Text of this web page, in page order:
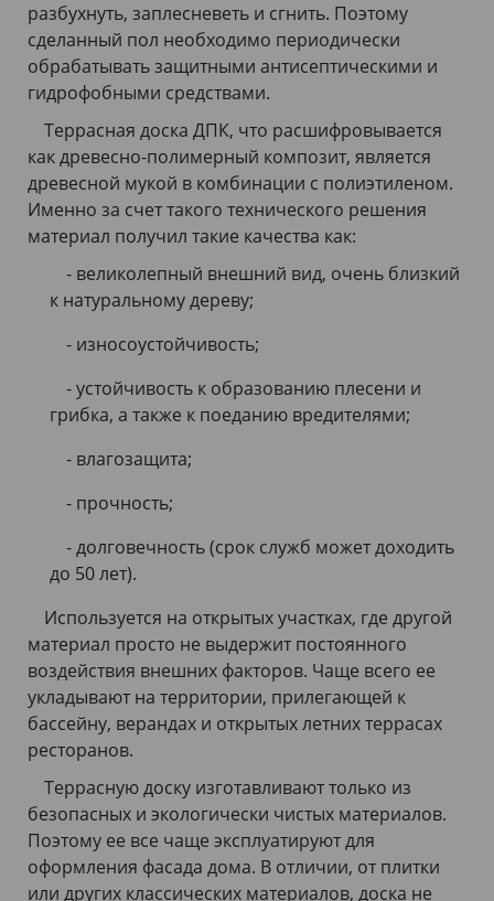
разбухнуть, заплесневеть и сгнить. Поэтому
сделанный пол необходимо периодически
обрабатывать защитными антисептическими и
гидрофобными средствами.
Террасная доска ДПК, что расшифровывается
как древесно-полимерный композит, является
древесной мукой в комбинации с полиэтиленом.
Именно за счет такого технического решения
материал получил такие качества как:
- великолепный внешний вид, очень близкий
к натуральному дереву;
- износоустойчивость;
- устойчивость к образованию плесени и
грибка, а также к поеданию вредителями;
- влагозащита;
- прочность;
- долговечность (срок служб может доходить
до 50 лет).
Используется на открытых участках, где другой
материал просто не выдержит постоянного
воздействия внешних факторов. Чаще всего ее
укладывают на территории, прилегающей к
бассейну, верандах и открытых летних террасах
ресторанов.
Террасную доску изготавливают только из
безопасных и экологически чистых материалов.
Поэтому ее все чаще эксплуатируют для
оформления фасада дома. В отличии, от плитки
или других классических материалов, доска не